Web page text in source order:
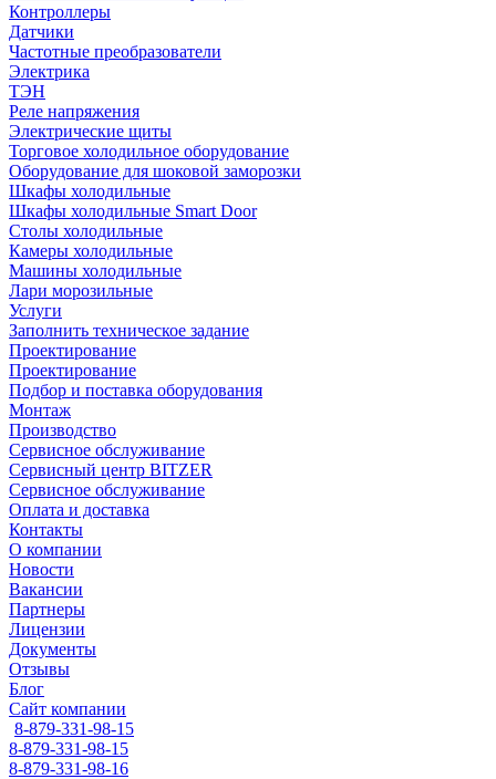
Контроллеры
Датчики
Частотные преобразователи
Электрика
ТЭН
Реле напряжения
Электрические щиты
Торговое холодильное оборудование
Оборудование для шоковой заморозки
Шкафы холодильные
Шкафы холодильные Smart Door
Столы холодильные
Камеры холодильные
Машины холодильные
Лари морозильные
Услуги
Заполнить техническое задание
Проектирование
Проектирование
Подбор и поставка оборудования
Монтаж
Производство
Сервисное обслуживание
Сервисный центр BITZER
Сервисное обслуживание
Оплата и доставка
Контакты
О компании
Новости
Вакансии
Партнеры
Лицензии
Документы
Отзывы
Блог
Сайт компании
8-879-331-98-15
8-879-331-98-15
8-879-331-98-16